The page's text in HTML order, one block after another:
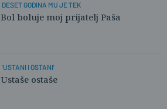
DESET GODINA MU JE TEK
Bol boluje moj prijatelj Paša
'USTANI I OSTANI'
Ustaše ostaše